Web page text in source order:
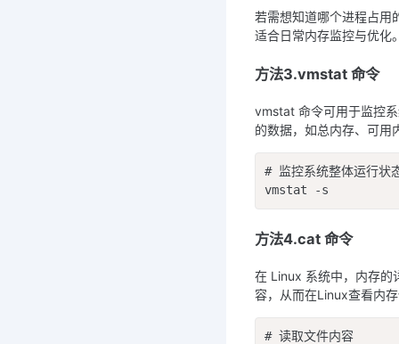
若需想知道哪个进程占用
适合日常内存监控与优化
方法3.vmstat 命令
vmstat 命令可用于监控
的数据，如总内存、可用
# 监控系统整体运行状
vmstat -s
方法4.cat 命令
在 Linux 系统中，内存的
容，从而在Linux查看内
# 读取文件内容